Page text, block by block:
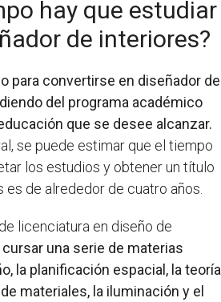
hay que estudiar
de interiores?
para convertirse en diseñador de
del programa académico
que se desee alcanzar.
se puede estimar que el tiempo
los estudios y obtener un título
es de alrededor de cuatro años.
licenciatura en diseño de
una serie de materias
la planificación espacial, la teoría
materiales, la iluminación y el